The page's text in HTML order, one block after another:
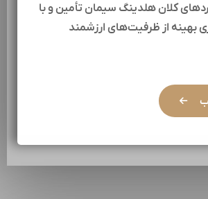
کلان هلدینگ سیمان تأمین و با
بهینه از ظرفیت‌های ارزشمند